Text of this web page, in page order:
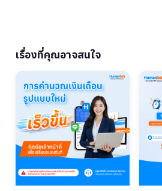
เรื่องที่คุณอาจสนใจ